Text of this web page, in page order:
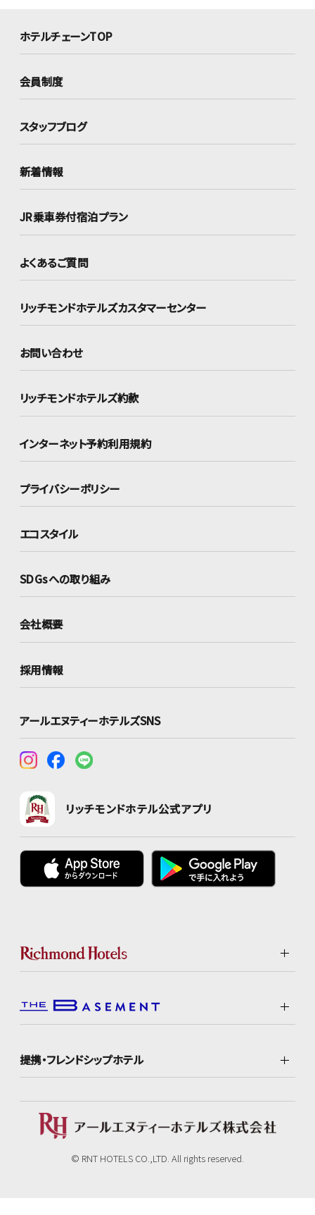
ホテルチェーンTOP
会員制度
スタッフブログ
新着情報
JR乗車券付宿泊プラン
よくあるご質問
リッチモンドホテルズカスタマーセンター
お問い合わせ
リッチモンドホテルズ約款
インターネット予約利用規約
プライバシーポリシー
エコスタイル
SDGsへの取り組み
会社概要
採用情報
アールエヌティーホテルズSNS
リッチモンドホテル公式アプリ
提携・フレンドシップホテル
© RNT HOTELS CO.,LTD. All rights reserved.